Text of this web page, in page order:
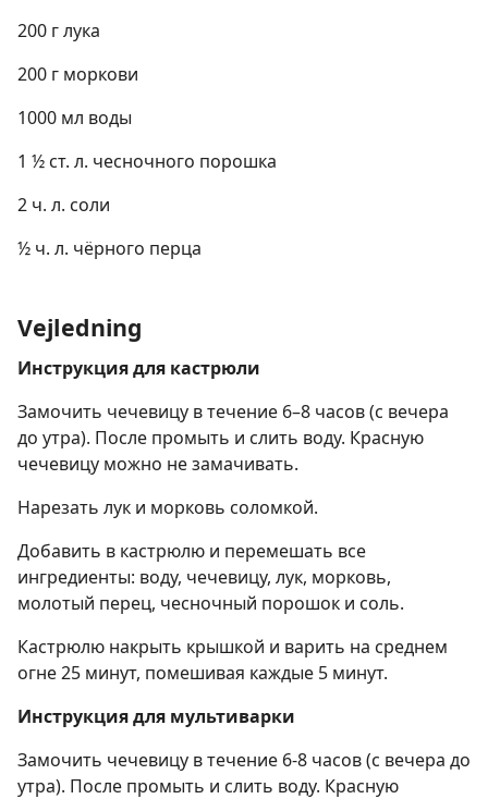
200 г лука
200 г моркови
1000 мл воды
1 ½ ст. л. чесночного порошка
2 ч. л. соли
½ ч. л. чёрного перца
Vejledning
Инструкция для кастрюли
Замочить чечевицу в течение 6–8 часов (с вечера
до утра). После промыть и слить воду. Красную
чечевицу можно не замачивать.
Нарезать лук и морковь соломкой.
Добавить в кастрюлю и перемешать все
ингредиенты: воду, чечевицу, лук, морковь,
молотый перец, чесночный порошок и соль.
Кастрюлю накрыть крышкой и варить на среднем
огне 25 минут, помешивая каждые 5 минут.
Инструкция для мультиварки
Замочить чечевицу в течение 6-8 часов (с вечера до
утра). После промыть и слить воду. Красную